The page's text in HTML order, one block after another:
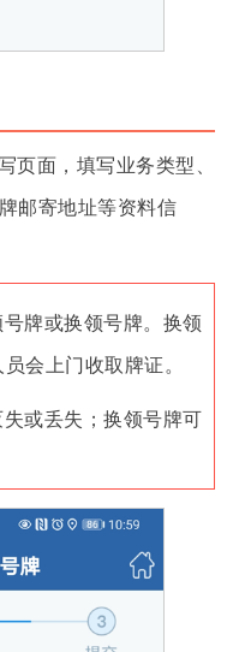
页面，填写业务类型、
邮寄地址等资料信
牌或换领号牌。换领
会上门收取牌证。
或丢失；换领号牌可